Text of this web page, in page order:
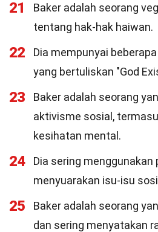
21
Baker adalah seorang
tentang hak-hak haiwan.
22
Dia mempunyai
yang bertuliskan "God
23
Baker adalah seorang
aktivisme sosial,
kesihatan mental.
24
Dia sering
menyuarakan isu-isu
25
Baker adalah seorang
dan sering menyatakan